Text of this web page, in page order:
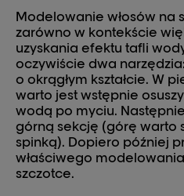
Modelowanie włosów na
zarówno w kontekście
uzyskania efektu tafli
oczywiście dwa
o okrągłym kształcie. W
warto jest wstępnie
wodą po myciu.
górną sekcję (górę warto
spinką). Dopiero później
właściwego
szczotce.